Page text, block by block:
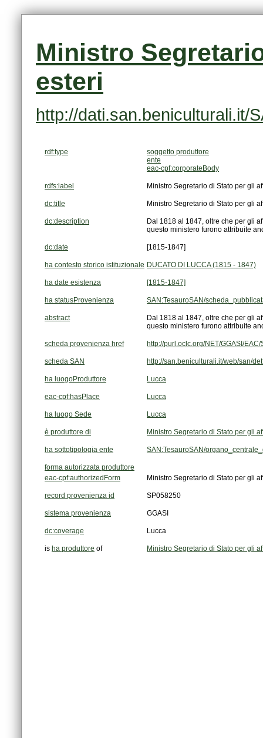
esteri
http://dati.san.beniculturali.it/
rdf:type
soggetto produttore
ente
eac-cpf:corporateBody
rdfs:label Ministro Segretario di Stato per gli
dc:title Ministro Segretario di Stato per gli
dc:description
questo ministero furono attribuite
dc:date [1815-1847]
ha contesto storico istituzionale DUCATO DI LUCCA (1815 - 1847)
ha date esistenza [1815-1847]
ha statusProvenienza SAN:TesauroSAN/
abstract
questo ministero furono attribuite
scheda provenienza href http://purl.oclc.org/NET/GGASI/
scheda SAN http://san.beniculturali.it/web/san/
ha luogoProduttore Lucca
eac-cpf:hasPlace Lucca
ha luogo Sede Lucca
è produttore di Ministro Segretario di Stato per gli
ha sottotipologia ente SAN:TesauroSAN/
forma autorizzata produttore
eac-cpf:authorizedForm
Ministro Segretario di Stato per gli
record provenienza id SP058250
sistema provenienza GGASI
dc:coverage Lucca
is ha produttore of Ministro Segretario di Stato per gli